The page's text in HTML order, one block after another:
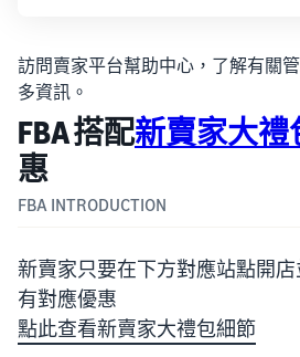
訪問賣家平台幫助中心，了解有關
多資訊。
FBA 搭配新賣家大禮
惠
FBA INTRODUCTION
新賣家只要在下方對應站點開
有對應優惠
點此查看新賣家大禮包細節